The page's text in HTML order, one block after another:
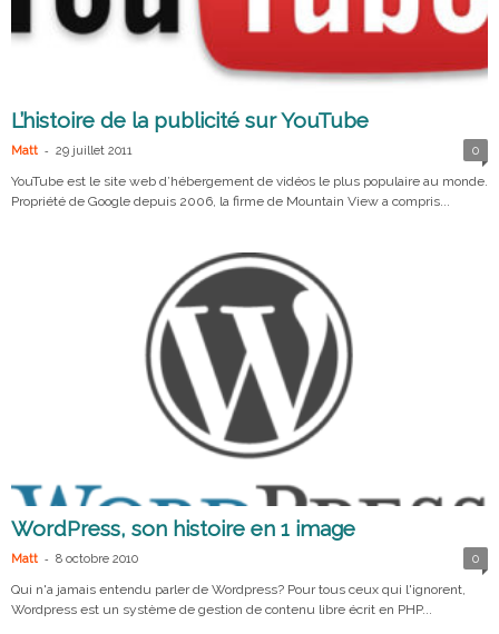
L’histoire de la publicité sur YouTube
Matt - 29 juillet 2011 0
YouTube est le site web d’hébergement de vidéos le plus populaire au monde.
Propriété de Google depuis 2006, la firme de Mountain View a compris...
WordPress, son histoire en 1 image
Matt - 8 octobre 2010 0
Qui n'a jamais entendu parler de Wordpress? Pour tous ceux qui l'ignorent,
Wordpress est un système de gestion de contenu libre écrit en PHP...